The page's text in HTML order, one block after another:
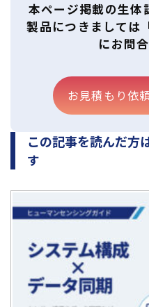
本ページ掲載の生体
製品につきましては
にお問
お見積もり依
この記事を読んだ方
す